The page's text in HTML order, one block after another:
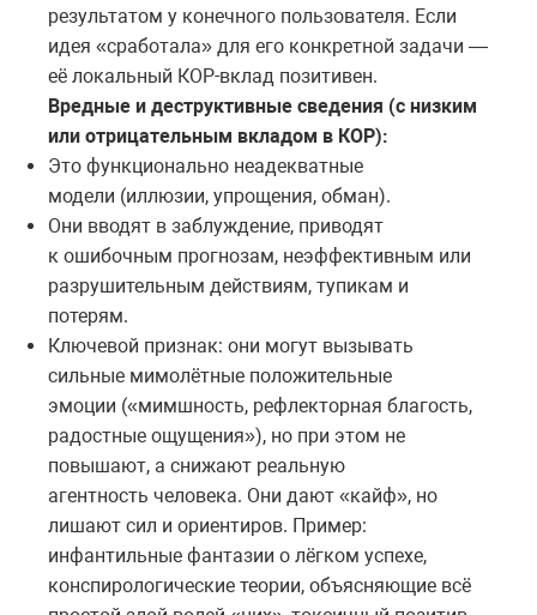
результатом у конечного пользователя. Если
идея «сработала» для его конкретной задачи —
её локальный КОР-вклад позитивен.
Вредные и деструктивные сведения (с низким
или отрицательным вкладом в КОР):
Это функционально неадекватные
модели (иллюзии, упрощения, обман).
Они вводят в заблуждение, приводят
к ошибочным прогнозам, неэффективным или
разрушительным действиям, тупикам и
потерям.
Ключевой признак: они могут вызывать
сильные мимолётные положительные
эмоции («мимшность, рефлекторная благость,
радостные ощущения»), но при этом не
повышают, а снижают реальную
агентность человека. Они дают «кайф», но
лишают сил и ориентиров. Пример:
инфантильные фантазии о лёгком успехе,
конспирологические теории, объясняющие всё